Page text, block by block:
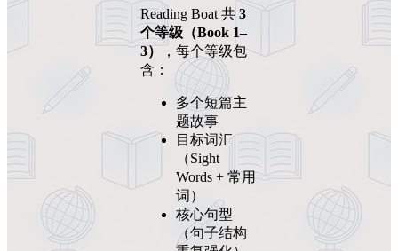
Reading Boat 共 3
个等级（Book 1–
3） ，每个等级包
含：
多个短篇主
题故事
目标词汇
（Sight
Words + 常用
词）
核心句型
（句子结构